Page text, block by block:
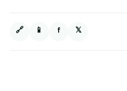
𝕏
f
📱
🔗